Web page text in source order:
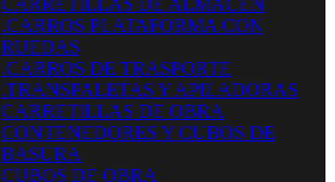
CARRETILLAS DE ALMACEN
.CARROS PLATAFORMA CON
RUEDAS
.CARROS DE TRASPORTE
.TRANSPALETAS Y APILADORAS
CARRETILLAS DE OBRA
CONTENEDORES Y CUBOS DE
BASURA
CUBOS DE OBRA